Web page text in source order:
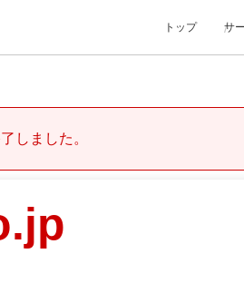
トップ サ
しました。